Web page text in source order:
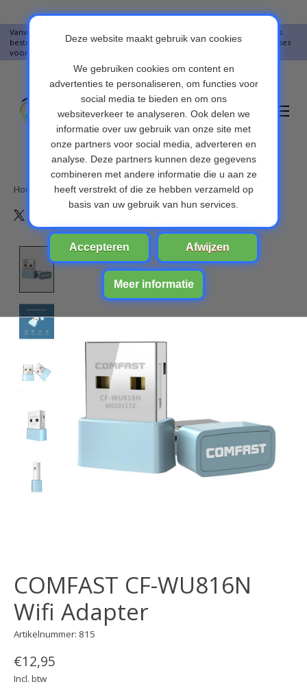
Vanwege vakantie worden er op moment geen pakketjes verstuurd. Alles
bestellingen vanaf 09-07-2026 word op 10-08-2026 verzonden. Onze excuses
voor het ongemak. Bedankt voor u begrip.
Verlanglijst
Home COMFAST CF-WU816N Wifi Adapter
Product image slideshow Items
COMFAST CF-WU816N
Wifi Adapter
Artikelnummer: 815
€12,95
Incl. btw